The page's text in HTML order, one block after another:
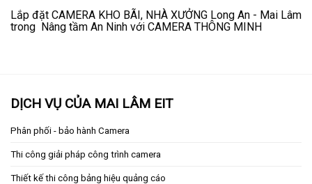
Lắp đặt CAMERA KHO BÃI, NHÀ XƯỞNG Long An - Mai Lâm
trong Nâng tầm An Ninh với CAMERA THÔNG MINH
DỊCH VỤ CỦA MAI LÂM EIT
Phân phối - bảo hành Camera
Thi công giải pháp công trình camera
Thiết kế thi công bảng hiệu quảng cáo